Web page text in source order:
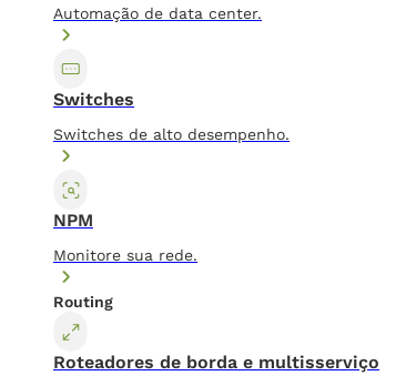
Automação de data center.
Switches
Switches de alto desempenho.
NPM
Monitore sua rede.
Routing
Roteadores de borda e multisserviço